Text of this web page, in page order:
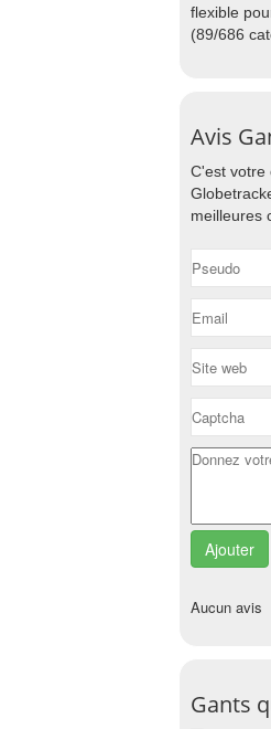
flexible
(89/686
Avis
C'est votre
meilleures
Aucun avis
Gants